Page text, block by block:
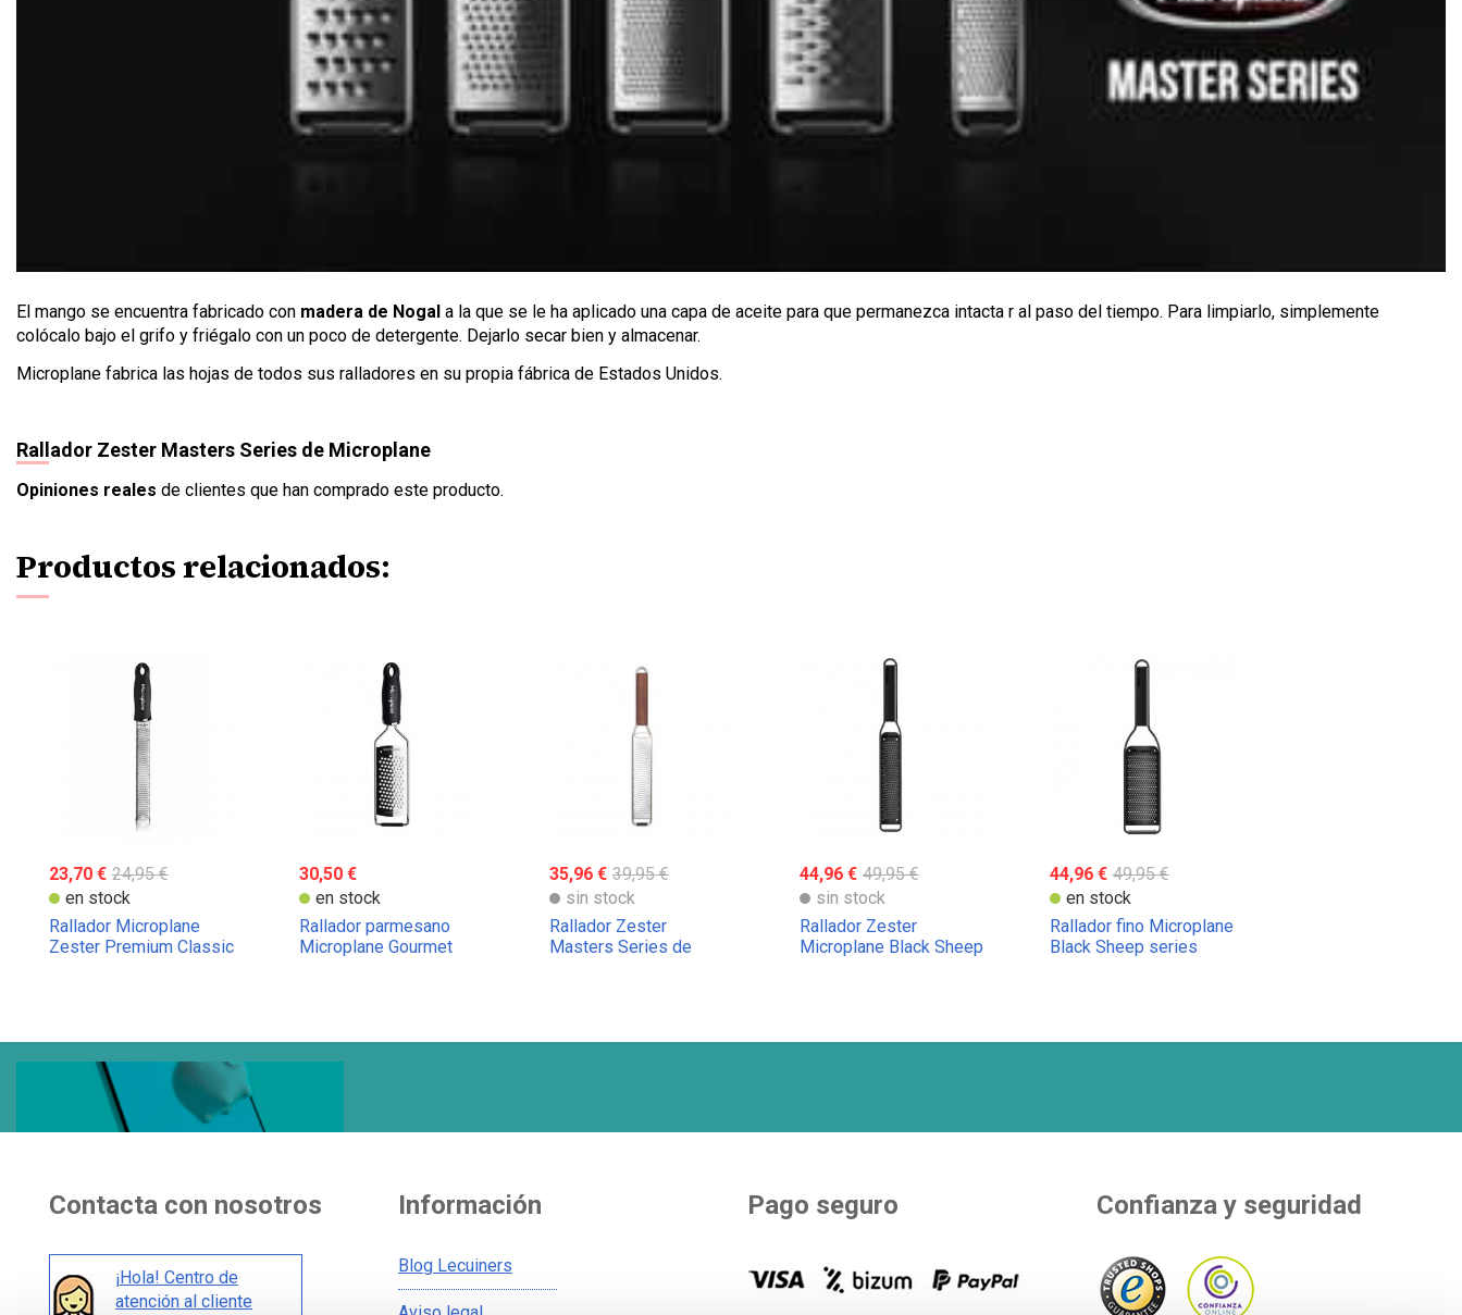
El mango se encuentra fabricado con madera de Nogal a la que se le ha aplicado una capa de aceite para que permanezca intacta r al paso del tiempo. Para limpiarlo, simplemente
colócalo bajo el grifo y friégalo con un poco de detergente. Dejarlo secar bien y almacenar.
Microplane fabrica las hojas de todos sus ralladores en su propia fábrica de Estados Unidos.
Rallador Zester Masters Series de Microplane
Opiniones reales de clientes que han comprado este producto.
Productos relacionados:
23,70 € 24,95 €
en stock
Rallador Microplane
Zester Premium Classic
30,50 €
en stock
Rallador parmesano
Microplane Gourmet
35,96 € 39,95 €
sin stock
Rallador Zester
Masters Series de
44,96 € 49,95 €
sin stock
Rallador Zester
Microplane Black Sheep
44,96 € 49,95 €
en stock
Rallador fino Microplane
Black Sheep series
Contacta con nosotros
¡Hola! Centro de
atención al cliente
Información
Blog Lecuiners
Pago seguro Confianza y seguridad